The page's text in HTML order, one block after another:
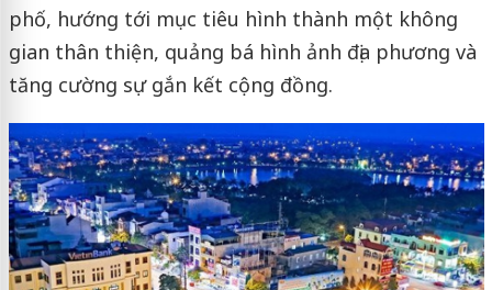
phố, hướng tới mục tiêu hình thành một không
gian thân thiện, quảng bá hình ảnh địa phương và
tăng cường sự gắn kết cộng đồng.